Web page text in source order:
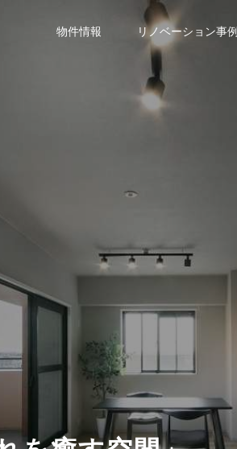
物件情報 リノベーション事例